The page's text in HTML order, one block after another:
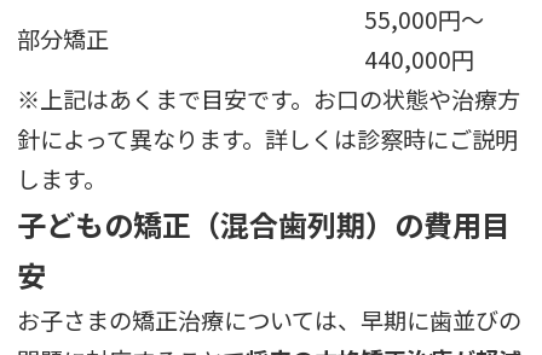
部分矯正
55,000円〜
440,000円
※上記はあくまで目安です。お口の状態や治療方
針によって異なります。詳しくは診察時にご説明
します。
子どもの矯正（混合歯列期）の費用目
安
お子さまの矯正治療については、早期に歯並びの